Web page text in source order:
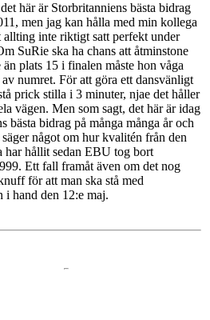
här är Storbritanniens bästa bidrag
men jag kan hålla med min kollega
allting inte riktigt satt perfekt under
SuRie ska ha chans att åtminstone
plats 15 i finalen måste hon våga
numret. För att göra ett dansvänligt
prick stilla i 3 minuter, njae det håller
vägen. Men som sagt, det här är idag
bästa bidrag på många många år och
något om hur kvalitén från den
har hållit sedan EBU tog bort
Ett fall framåt även om det nog
för att man ska stå med
i hand den 12:e maj.